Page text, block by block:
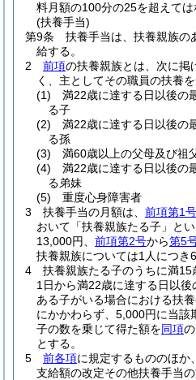
料月額の100分の25を超えては
(扶養手当)
第9条
扶養手当は、扶養親族の
給する。
2
前項の扶養親族とは、次に掲
く、主としてその職員の扶養
(1)
満22歳に達する日以後の
る子
(2)
満22歳に達する日以後の
る孫
(3)
満60歳以上の父母及び祖
(4)
満22歳に達する日以後の
る弟妹
(5)
重度心身障害者
3
扶養手当の月額は、 前項第1号
おいて「扶養親族たる子」と
13,000円、 前項第2号から第5
扶養親族については1人につき
4
扶養親族たる子のうちに満15
1日から満22歳に達する日以
ある子がいる場合における扶養
にかかわらず、5,000円に当該
子の数を乗じて得た額を同項
とする。
5
前各項に規定するもののほか
支給額の改定その他扶養手当